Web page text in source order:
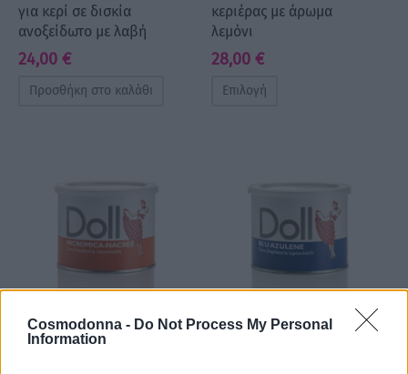
Cosmodonna - Do Not Process My Personal
Information
για κερί σε δισκία
ανοξείδωτο με λαβή
24,00 €
Προσθήκη στο καλάθι
κεριέρας με άρωμα
λεμόνι
28,00 €
Επιλογή
Κερί αποτρίχωσης βάζο